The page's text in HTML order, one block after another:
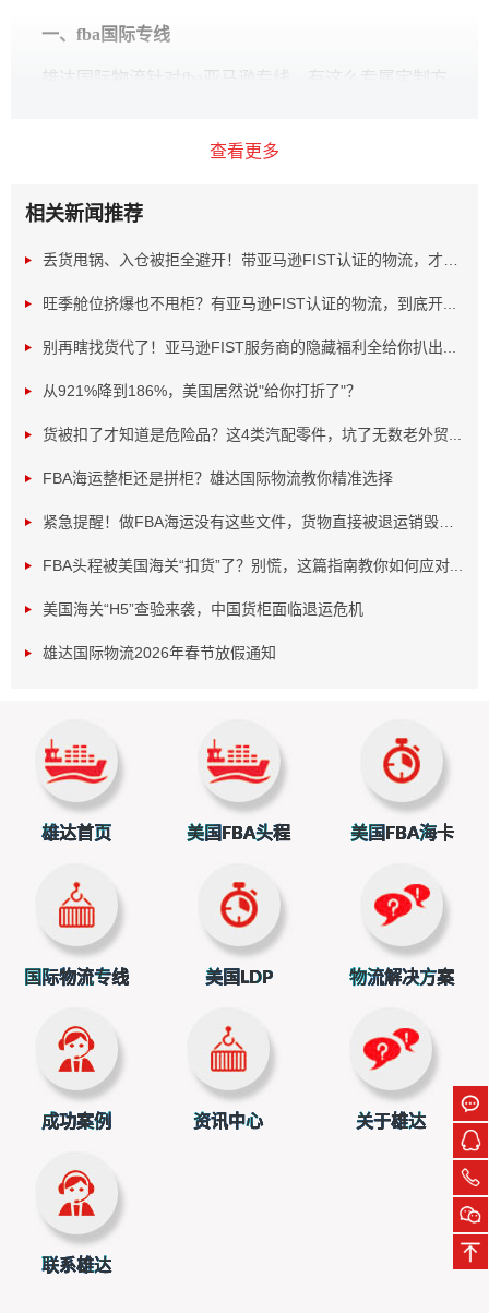
一、 fba 国际专线
方专业服务内容会不同，比如 fbm美国专线、
等，地区的远近程度不同，会有不同的
二、FBA空运派送到门
FBA空运派送到门会和国际空运有所区别，一般fba空运
派送服务都是包双清包关税，派送到客户的手中，让广大贸
易工厂企业无忧。
三、fba海运派送到门
亚马逊仓库的货物会比较多，针对不同的地区会有相对应的
服务，但是用船舶运输，以及到港后的派送到门服务。
综合以上三点是雄达国际物流公司 国际物流运输方
道会有不同的时效。可以详细咨询哦
立即扫一扫获取物流方案和报价
上一篇：上海国际海运物流需要多少钱
下一篇：国际物流公司危险品运输
查看更多
相关新闻推荐
丢货甩锅、入仓被拒全避开！带亚马逊FIST认证的物流，才是...
旺季舱位挤爆也不甩柜？有亚马逊FIST认证的物流，到底开...
别再瞎找货代了！亚马逊FIST服务商的隐藏福利全给你扒出...
从921%降到186%，美国居然说"给你打折了"？
货被扣了才知道是危险品？这4类汽配零件，坑了无数老外贸...
FBA海运整柜还是拼柜？雄达国际物流教你精准选择
紧急提醒！做FBA海运没有这些文件，货物直接被退运销毁！...
FBA头程被美国海关“扣货”了？别慌，这篇指南教你如何应对...
美国海关“H5”查验来袭，中国货柜面临退运危机
雄达国际物流2026年春节放假通知
雄达首页 美国FBA头程 美国FBA海卡
国际物流专线 美国LDP 物流解决方案
成功案例 资讯中心 关于雄达
联系雄达